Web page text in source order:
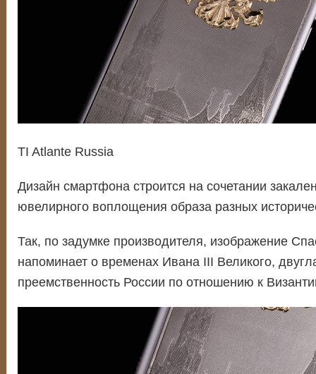
TI Atlante Russia
Дизайн смартфона строится на сочетании
ювелирного воплощения образа разных
Так, по задумке производителя, изображение
напоминает о временах Ивана III Великого,
преемственность России по отношению к